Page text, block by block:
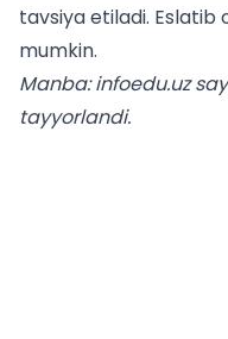
tavsiya etiladi. Eslatib
mumkin.
Manba: infoedu.uz
tayyorlandi.